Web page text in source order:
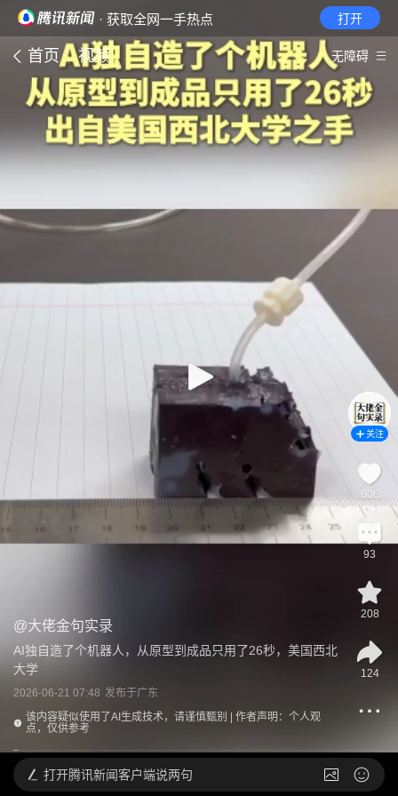
· 获取全网一手热点 打开
首页 视频 无障碍
@大佬金句实录
AI独自造了个机器人，从原型到成品只用了26秒，美国西北
大学
2026-06-21 07:48 发布于广东
该内容疑似使用了AI生成技术，请谨慎甄别 | 作者声明：个人观
点，仅供参考
关注
606
93
208
124
打开腾讯新闻客户端说两句